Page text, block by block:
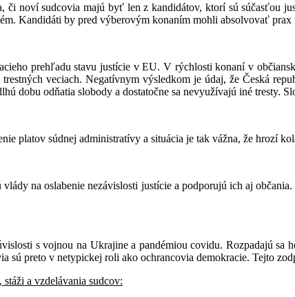
či noví sudcovia majú byť len z kandidátov, ktorí sú súčasťou
Kandidáti by pred výberovým konaním mohli absolvovať prax
prehľadu stavu justície v EU. V rýchlosti konaní v
veciach. Negatívnym výsledkom je údaj, že Česká
dobu odňatia slobody a dostatočne sa nevyužívajú iné tresty.
platov súdnej administratívy a situácia je tak vážna, že hrozí
na oslabenie nezávislosti justície a podporujú ich aj
s vojnou na Ukrajine a pandémiou covidu. Rozpadajú
sú preto v netypickej roli ako ochrancovia demokracie. Tejto
a vzdelávania sudcov: